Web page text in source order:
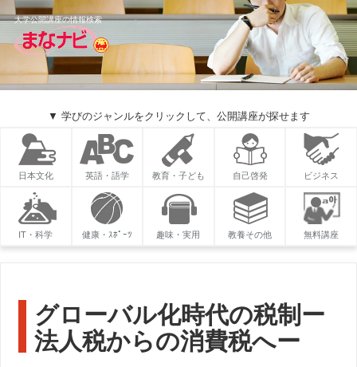
大学公開講座の情報検索
▼ 学びのジャンルをクリックして、公開講座が探せます
日本文化 英語・語学 教育・子ども 自己啓発 ビジネス
IT・科学 健康・ｽﾎﾟｰﾂ 趣味・実用 教養その他 無料講座
グローバル化時代の税制ー
法人税からの消費税へー